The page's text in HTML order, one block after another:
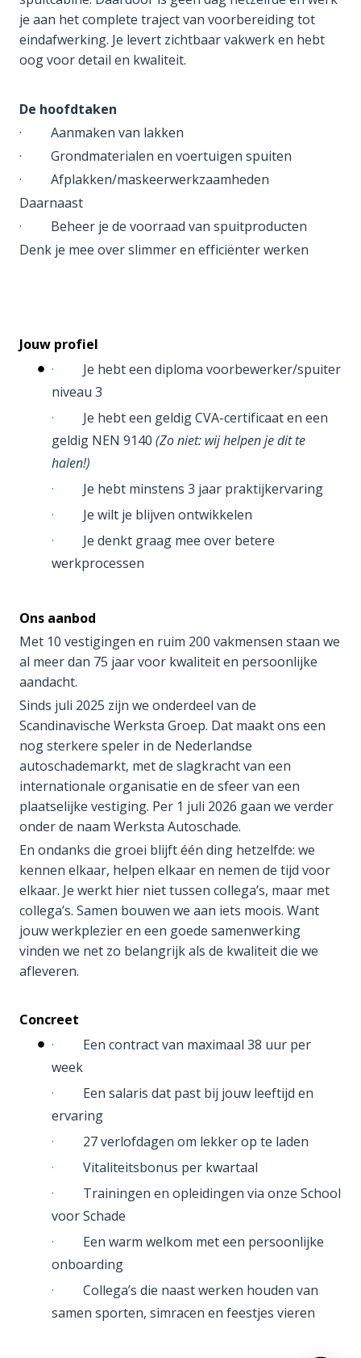
je aan het complete traject van voorbereiding tot
eindafwerking. Je levert zichtbaar vakwerk en hebt
oog voor detail en kwaliteit.
De hoofdtaken
· Aanmaken van lakken
· Grondmaterialen en voertuigen spuiten
· Afplakken/maskeerwerkzaamheden
Daarnaast
· Beheer je de voorraad van spuitproducten
Denk je mee over slimmer en efficiënter werken
Jouw profiel
· Je hebt een diploma voorbewerker/spuiter
niveau 3
· Je hebt een geldig CVA-certificaat en een
geldig NEN 9140 (Zo niet: wij helpen je dit te
halen!)
· Je hebt minstens 3 jaar praktijkervaring
· Je wilt je blijven ontwikkelen
· Je denkt graag mee over betere
werkprocessen
Ons aanbod
Met 10 vestigingen en ruim 200 vakmensen staan we
al meer dan 75 jaar voor kwaliteit en persoonlijke
aandacht.
Sinds juli 2025 zijn we onderdeel van de
Scandinavische Werksta Groep. Dat maakt ons een
nog sterkere speler in de Nederlandse
autoschademarkt, met de slagkracht van een
internationale organisatie en de sfeer van een
plaatselijke vestiging. Per 1 juli 2026 gaan we verder
onder de naam Werksta Autoschade.
En ondanks die groei blijft één ding hetzelfde: we
kennen elkaar, helpen elkaar en nemen de tijd voor
elkaar. Je werkt hier niet tussen collega’s, maar met
collega’s. Samen bouwen we aan iets moois. Want
jouw werkplezier en een goede samenwerking
vinden we net zo belangrijk als de kwaliteit die we
afleveren.
Concreet
· Een contract van maximaal 38 uur per
week
· Een salaris dat past bij jouw leeftijd en
ervaring
· 27 verlofdagen om lekker op te laden
· Vitaliteitsbonus per kwartaal
· Trainingen en opleidingen via onze School
voor Schade
· Een warm welkom met een persoonlijke
onboarding
· Collega’s die naast werken houden van
samen sporten, simracen en feestjes vieren